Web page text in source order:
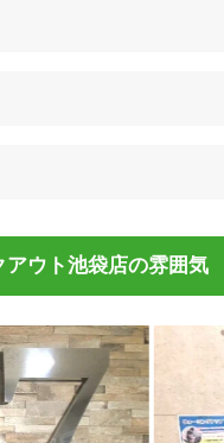
アウト池袋店の雰囲気